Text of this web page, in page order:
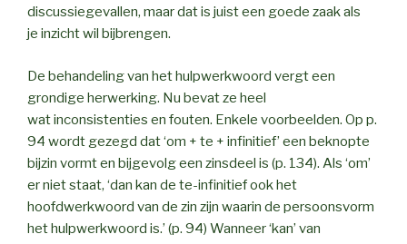
discussiegevallen, maar dat is juist een goede zaak als
je inzicht wil bijbrengen.
De behandeling van het hulpwerkwoord vergt een
grondige herwerking. Nu bevat ze heel
wat inconsistenties en fouten. Enkele voorbeelden. Op p.
94 wordt gezegd dat ‘om + te + infinitief’ een beknopte
bijzin vormt en bijgevolg een zinsdeel is (p. 134). Als ‘om’
er niet staat, ‘dan kan de te-infinitief ook het
hoofdwerkwoord van de zin zijn waarin de persoonsvorm
het hulpwerkwoord is.’ (p. 94) Wanneer ‘kan’ van